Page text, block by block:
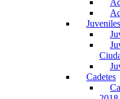
Juveniles
Cadetes